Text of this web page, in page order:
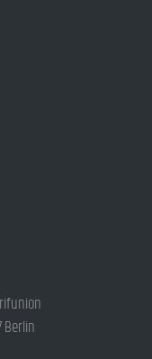
Berlin